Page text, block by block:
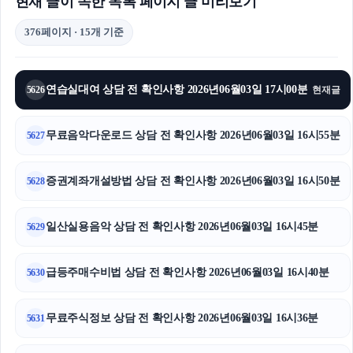
376페이지 · 15개 기준
5626연습실대여 상담 전 확인사항 2026년06월03일 17시00분 현재글
5627무료음악다운로드 상담 전 확인사항 2026년06월03일 16시55분
5628증권계좌개설방법 상담 전 확인사항 2026년06월03일 16시50분
5629일산실용음악 상담 전 확인사항 2026년06월03일 16시45분
5630급등주매수비법 상담 전 확인사항 2026년06월03일 16시40분
5631 무료주식정보 상담 전 확인사항 2026년06월03일 16시36분